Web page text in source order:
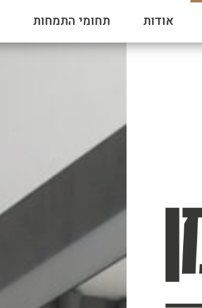
אודות תחומי התמחות